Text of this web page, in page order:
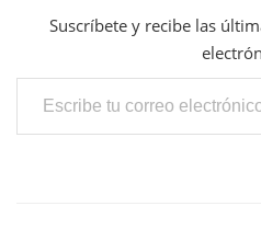
Suscríbete y recibe las
Escribe tu correo electrónico…